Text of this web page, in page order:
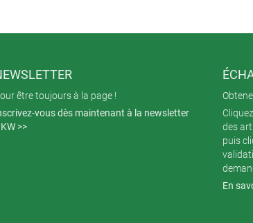
être toujours à la page !
vous dès maintenant à la newsletter
>>
des
puis
En